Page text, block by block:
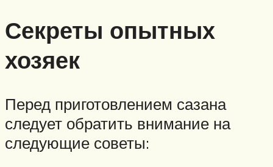
Секреты опытных
хозяек
Перед приготовлением сазана
следует обратить внимание на
следующие советы: